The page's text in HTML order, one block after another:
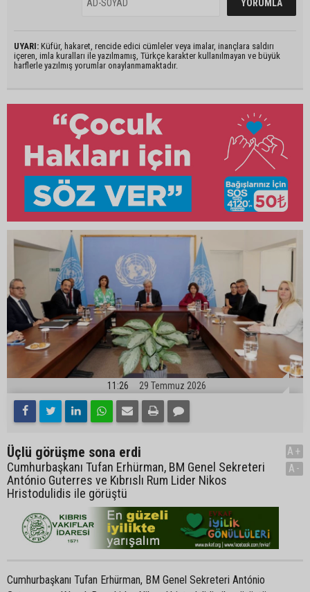
UYARI: Küfür, hakaret, rencide edici cümleler veya imalar, inançlara saldırı
içeren, imla kuralları ile yazılmamış, Türkçe karakter kullanılmayan ve büyük
harflerle yazılmış yorumlar onaylanmamaktadır.
11:26 29 Temmuz 2026
Üçlü görüşme sona erdi
Cumhurbaşkanı Tufan Erhürman, BM Genel Sekreteri
António Guterres ve Kıbrıslı Rum Lider Nikos
Hristodulidis ile görüştü
A+
A-
Cumhurbaşkanı Tufan Erhürman, BM Genel Sekreteri António